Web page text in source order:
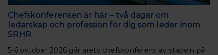
Chefskonferensen är här – två dagar om
ledarskap och profession för dig som leder inom
SRHR.
5-6 oktober 2026 går årets chefskonferens av stapeln på